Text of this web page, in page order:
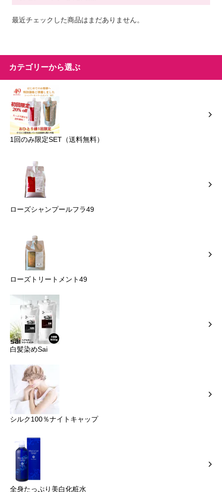
最近チェックした商品はまだありません。
カテゴリーから選ぶ
1回のみ限定SET（送料無料）
ローズシャンプールフラ49
ローズトリートメント49
白髪染めSai
シルク100％ナイトキャップ
全身たっぷり美白化粧水